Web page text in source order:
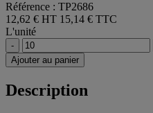
Référence : TP2686
12,62 € HT 15,14 € TTC
L'unité
-
Ajouter au panier
Description